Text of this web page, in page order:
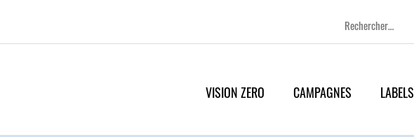
Rechercher
VISION ZERO CAMPAGNES LABELS